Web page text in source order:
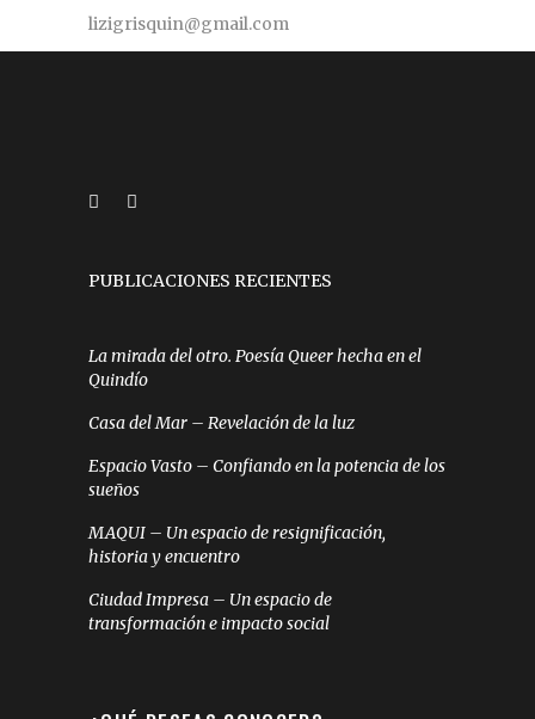
lizigrisquin@gmail.com
PUBLICACIONES RECIENTES
La mirada del otro. Poesía Queer hecha en el
Quindío
Casa del Mar – Revelación de la luz
Espacio Vasto – Confiando en la potencia de los
sueños
MAQUI – Un espacio de resignificación,
historia y encuentro
Ciudad Impresa – Un espacio de
transformación e impacto social